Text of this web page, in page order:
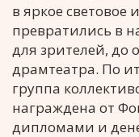
в яркое световое
превратились в
для зрителей, до
драмтеатра. По
группа
награждена от
дипломами и